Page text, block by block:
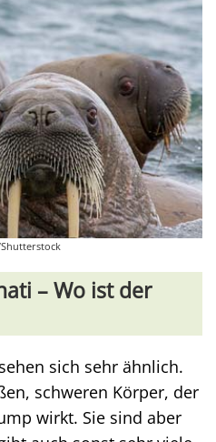
– Wo ist der
sich sehr ähnlich.
schweren Körper, der
wirkt. Sie sind aber